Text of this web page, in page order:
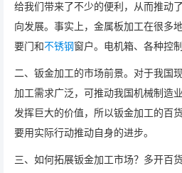
给我们带来了不少的便利，从而推动
向发展。事实上，金属板加工在很多
要门和不锈钢窗户。电机箱、各种控
二、钣金加工的市场前景。对于我国
加工需求广泛，可推动我国机械制造
发挥巨大的价值，所以钣金加工的百
要用实际行动推动自身的进步。
三、如何拓展钣金加工市场？多开百